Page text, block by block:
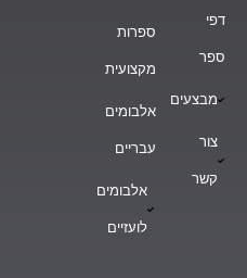
דפי
ספר
מבצעים
צור
קשר
ספרות
מקצועית
אלבומים
עבריים
אלבומים
לועזיים